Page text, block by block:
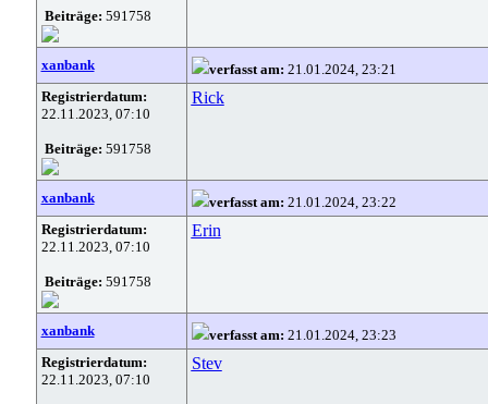
Beiträge: 591758
xanbank verfasst am: 21.01.2024, 23:21
Registrierdatum:
22.11.2023, 07:10
Beiträge: 591758
Rick
xanbank verfasst am: 21.01.2024, 23:22
Registrierdatum:
22.11.2023, 07:10
Beiträge: 591758
Erin
xanbank verfasst am: 21.01.2024, 23:23
Registrierdatum:
22.11.2023, 07:10
Stev